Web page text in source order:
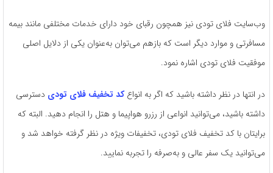
وب‌سایت فلای تودی نیز همچون رقبای خود دارای خدمات مختلفی مانند بیمه
مسافرتی و موارد دیگر است که بازهم می‌توان به‌عنوان یکی از دلایل اصلی
موفقیت فلای تو‌دی اشاره نمود.
در انتها در نظر داشته باشید که اگر به انواعکد تخفیف فلای تودی دسترسی
داشته باشید، می‌توانید انواعی از رزرو هواپیما و هتل را انجام دهید. البته که
برایتان با کد تخفیف فلای تودی، تخفیفات ویژه در نظر گرفته خواهد شد و
می‌توانید یک سفر عالی و به‌صرفه را تجربه نمایید.